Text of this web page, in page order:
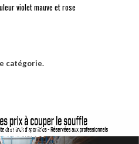
violet mauve et rose
catégorie.